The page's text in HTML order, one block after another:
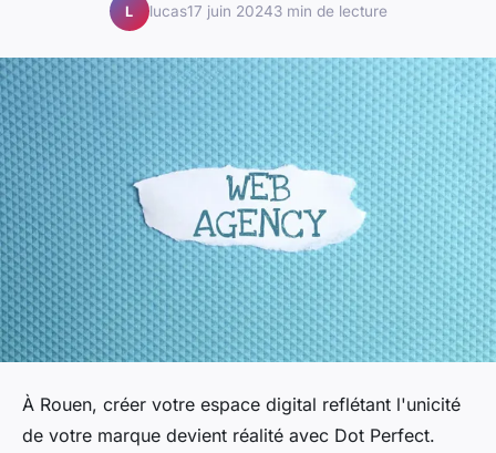
L lucas17 juin 20243 min de lecture
À Rouen, créer votre espace digital reflétant l'unicité
de votre marque devient réalité avec Dot Perfect.